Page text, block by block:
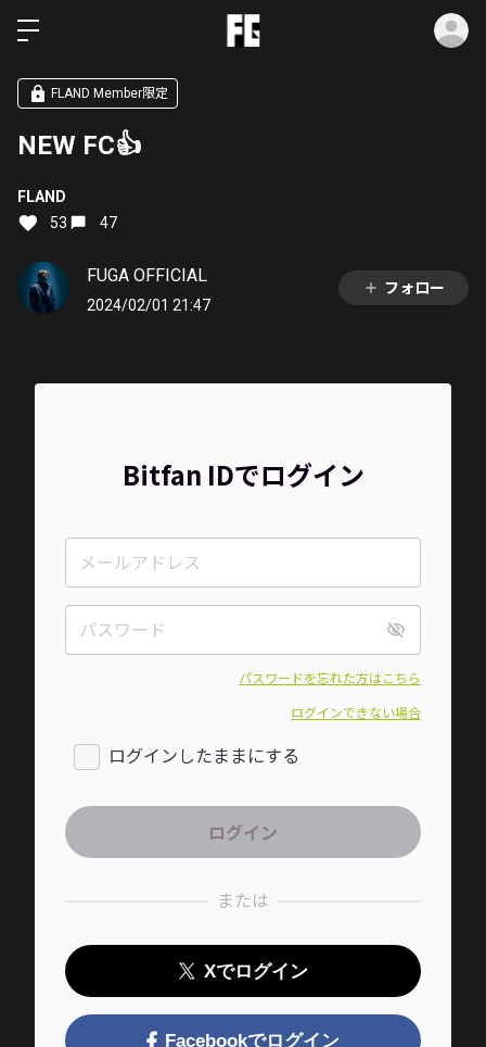
FLAND Member限定
NEW FC👍
FLAND
53
47
FUGA OFFICIAL
2024/02/01 21:47
フォロー
Bitfan IDでログイン
パスワードを忘れた方はこちら
ログインできない場合
ログインしたままにする
または
Xでログイン
Facebookでログイン